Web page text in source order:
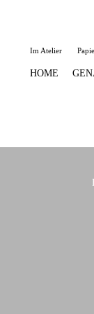
HOME
Im Atelier